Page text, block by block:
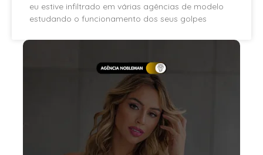
eu estive infiltrado em várias agências de modelo
estudando o funcionamento dos seus golpes